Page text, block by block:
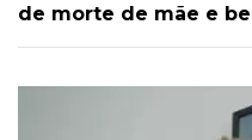
de morte de mãe e